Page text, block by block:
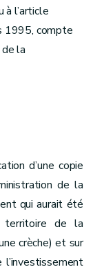
à l’article
1995, compte
la
d’une copie
de la
qui aurait été
territoire de la
crèche) et sur